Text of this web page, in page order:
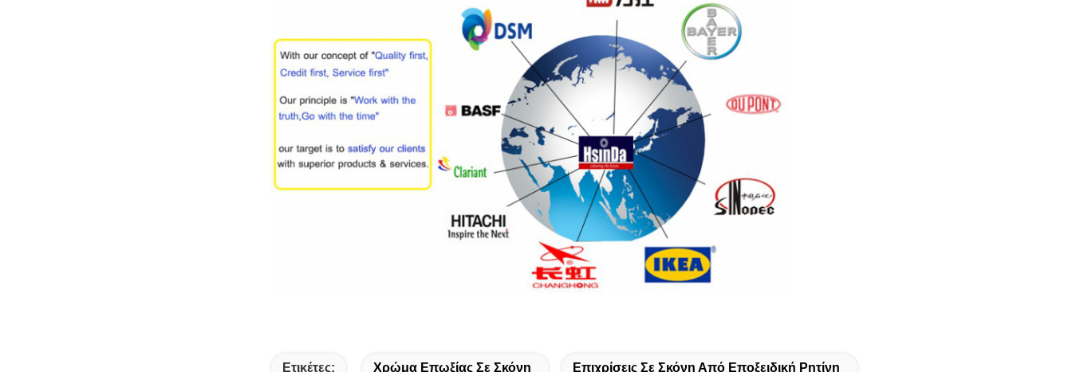
Ετικέτες: Χρώμα Επωξίας Σε Σκόνη Επιχρίσεις Σε Σκόνη Από Εποξειδική Ρητίνη